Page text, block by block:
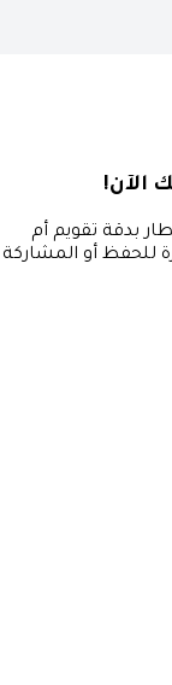
الآن!
بدقة تقويم أم
للحفظ أو المشاركة